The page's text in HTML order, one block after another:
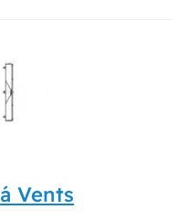
Vents